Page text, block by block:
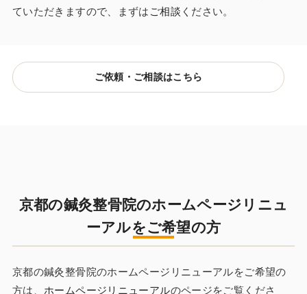
ていただきますので、まずは ご相談 ください。
ご依頼・ご相談はこちら
京都の鍼灸整骨院のホームページリニュ
ーアルをご希望の方
京都の鍼灸整骨院のホームページリニューアルをご希望の
方は、ホームページリニューアルのページをご覧くださ